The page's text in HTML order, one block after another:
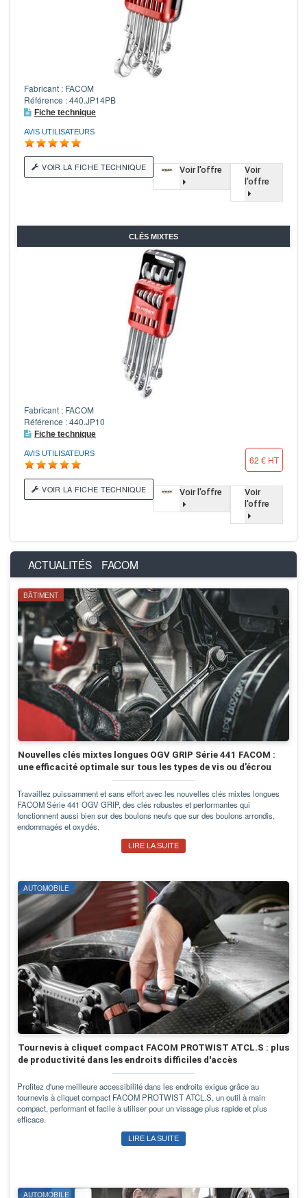
Fabricant : FACOM
Référence : 440.JP14PB
Fiche technique
AVIS UTILISATEURS
VOIR LA FICHE TECHNIQUE Voir l'offre
Voir
l'offre
CLÉS MIXTES
Fabricant : FACOM
Référence : 440.JP10
Fiche technique
AVIS UTILISATEURS
62 € HT
VOIR LA FICHE TECHNIQUE Voir l'offre
Voir
l'offre
ACTUALITÉS FACOM
BÂTIMENT
Nouvelles clés mixtes longues OGV GRIP Série 441 FACOM :
une efficacité optimale sur tous les types de vis ou d’écrou
Travaillez puissamment et sans effort avec les nouvelles clés mixtes longues
FACOM Série 441 OGV GRIP, des clés robustes et performantes qui
fonctionnent aussi bien sur des boulons neufs que sur des boulons arrondis,
endommagés et oxydés.
LIRE LA SUITE
AUTOMOBILE
Tournevis à cliquet compact FACOM PROTWIST ATCL.S : plus
de productivité dans les endroits difficiles d'accès
Profitez d'une meilleure accessibilité dans les endroits exigus grâce au
tournevis à cliquet compact FACOM PROTWIST ATCL.S, un outil à main
compact, performant et facile à utiliser pour un vissage plus rapide et plus
efficace.
LIRE LA SUITE
AUTOMOBILE